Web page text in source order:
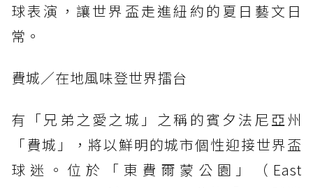
球表演，讓世界盃走進紐約的夏日藝文日
常。
費城／在地風味登世界擂台
有「兄弟之愛之城」之稱的賓夕法尼亞州
「費城」，將以鮮明的城市個性迎接世界盃
球迷。位於「東費爾蒙公園」（East